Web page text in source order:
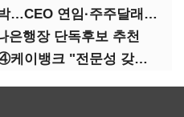
(영상)금융지주 주총 임박…CEO 연임·주주달래기 화두로
은행장 단독후보 추천
(금융사가 찾는 인재상)④케이뱅크 "전문성 갖고 협업 능숙한지 살필것"